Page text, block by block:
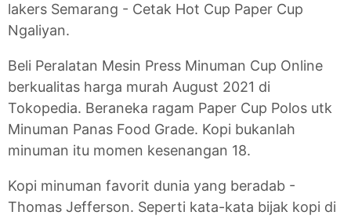
lakers Semarang - Cetak Hot Cup Paper Cup
Ngaliyan.
Beli Peralatan Mesin Press Minuman Cup Online
berkualitas harga murah August 2021 di
Tokopedia. Beraneka ragam Paper Cup Polos utk
Minuman Panas Food Grade. Kopi bukanlah
minuman itu momen kesenangan 18.
Kopi minuman favorit dunia yang beradab -
Thomas Jefferson. Seperti kata-kata bijak kopi di